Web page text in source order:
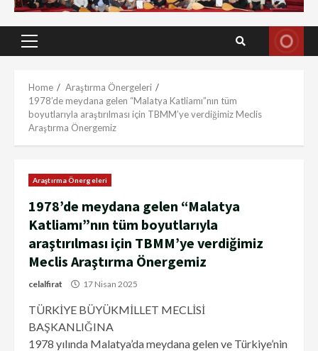
Primary
Home
Araştırma Önergeleri
1978’de meydana gelen “Malatya Katliamı”nın tüm
boyutlarıyla araştırılması için TBMM’ye verdiğimiz Meclis
Araştırma Önergemiz
Araştırma Önergeleri
1978’de meydana gelen “Malatya
Katliamı”nın tüm boyutlarıyla
araştırılması için TBMM’ye verdiğimiz
Meclis Araştırma Önergemiz
celalfirat 17 Nisan 2025
TÜRKİYE BÜYÜKMİLLET MECLİSİ
BAŞKANLIĞINA
1978 yılında Malatya’da meydana gelen ve Türkiye’nin